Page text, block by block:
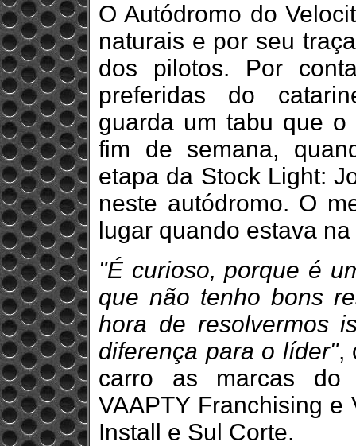
O Autódromo do
naturais e por seu
dos pilotos. Por
preferidas do
guarda um tabu que o
fim de semana,
etapa da Stock Light:
neste autódromo. O
lugar quando estava
"É curioso, porque é
que não tenho bons
hora de resolvermos
diferença para o líder",
carro as marcas do
VAAPTY Franchising e
Install e Sul Corte.